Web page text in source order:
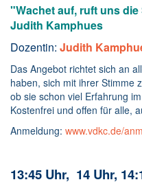
"Wachet auf, ruft uns
Judith Kamphues
Dozentin: Judith
Das Angebot richtet sich an
haben, sich mit ihrer Stimme
ob sie schon viel Erfahrung
Kostenfrei und offen für alle,
Anmeldung: www.vdkc.de/
13:45 Uhr, 14 Uhr,